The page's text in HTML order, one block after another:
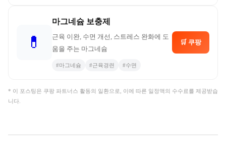
💊
마그네슘 보충제
근육 이완, 수면 개선, 스트레스 완화에 도
움을 주는 마그네슘
#마그네슘 #근육경련 #수면
🛒 쿠팡
* 이 포스팅은 쿠팡 파트너스 활동의 일환으로, 이에 따른 일정액의 수수료를 제공받습
니다.